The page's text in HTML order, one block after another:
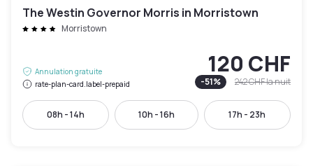
The Westin Governor Morris in Morristown
Morristown
Annulation gratuite
rate-plan-card.label-prepaid
120 CHF
-51% 242 CHFla nuit
08h - 14h 10h - 16h 17h - 23h